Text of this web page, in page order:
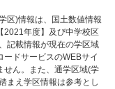
区)情報は、国土数値情報
2021年度】及び中学校区
記載情報が現在の学区域
ドサービスのWEBサイ
せん。また、通学区域(学
まえ学区情報は参考とし